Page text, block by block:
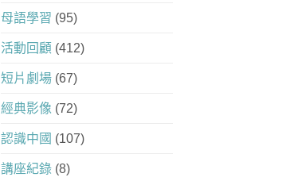
母語學習 (95)
活動回顧 (412)
短片劇場(67)
經典影像 (72)
認識中國 (107)
講座紀錄(8)